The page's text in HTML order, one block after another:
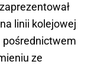
linii kolejowej
pośrednictwem
ze